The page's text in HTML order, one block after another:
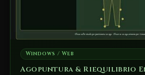
Windows / Web
Agopuntura & Riequilibrio